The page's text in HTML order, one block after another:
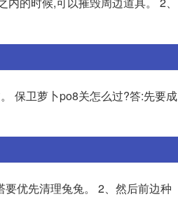
保卫萝卜po8关怎么过?答:先要成
优先清理兔兔。 2、然后前边种